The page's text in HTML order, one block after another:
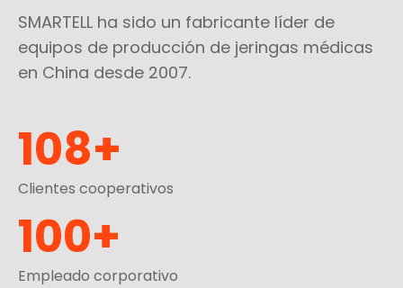
SMARTELL ha sido un fabricante líder de
equipos de producción de jeringas médicas
en China desde 2007.
108+
Clientes cooperativos
100+
Empleado corporativo